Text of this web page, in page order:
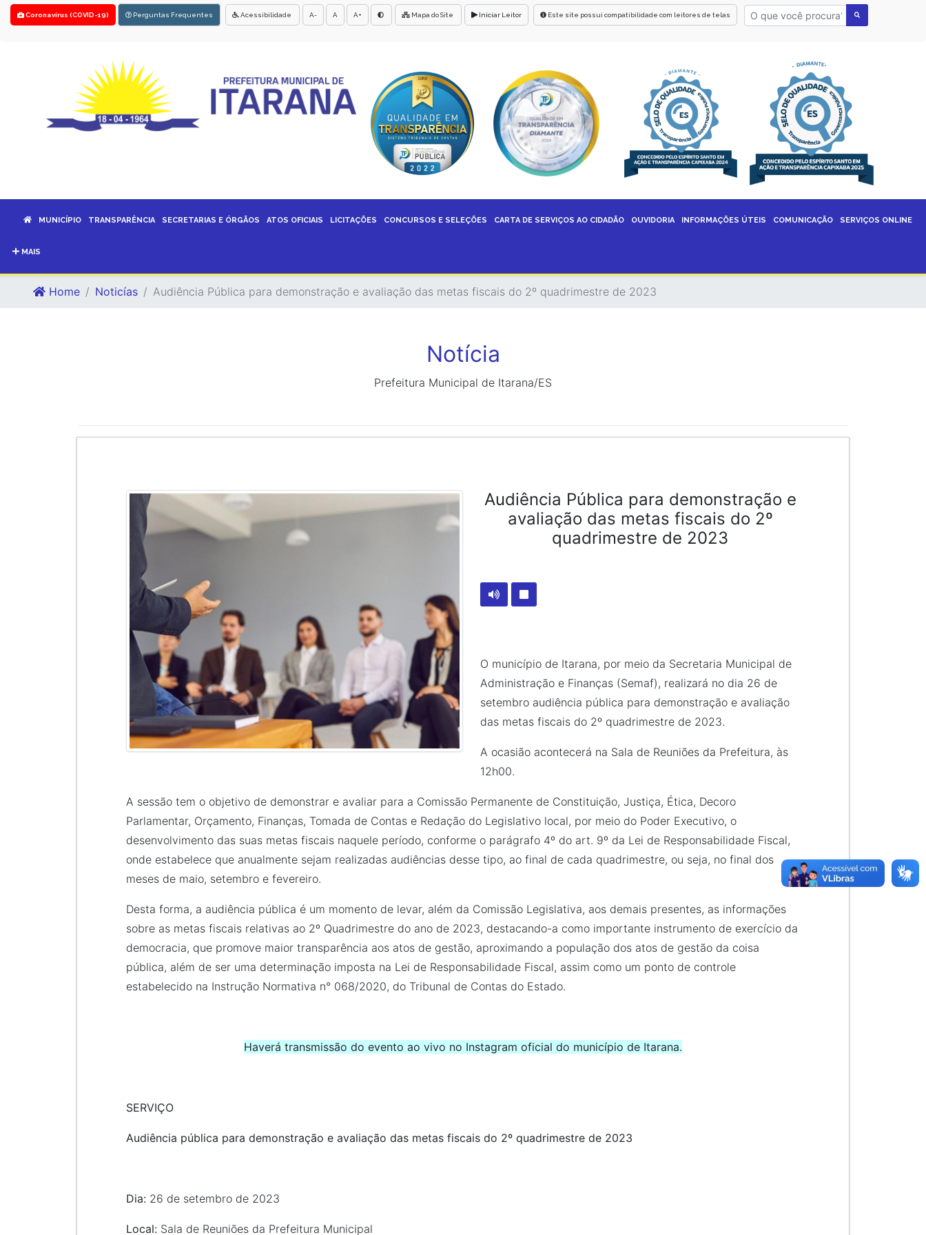
Coronavírus (COVID-19) Perguntas Frequentes Acessibilidade A- A A+ Mapa do Site Iniciar Leitor Este site possui compatibilidade com leitores de telas
MUNICÍPIO TRANSPARÊNCIA SECRETARIAS E ÓRGÃOS ATOS OFICIAIS LICITAÇÕES CONCURSOS E SELEÇÕES CARTA DE SERVIÇOS AO CIDADÃO OUVIDORIA INFORMAÇÕES ÚTEIS COMUNICAÇÃO SERVIÇOS ONLINE
MAIS
Home Noticías Audiência Pública para demonstração e avaliação das metas fiscais do 2º quadrimestre de 2023
Notícia
Prefeitura Municipal de Itarana/ES
Audiência Pública para demonstração e
avaliação das metas fiscais do 2º
quadrimestre de 2023
O município de Itarana, por meio da Secretaria Municipal de
Administração e Finanças (Semaf), realizará no dia 26 de
setembro audiência pública para demonstração e avaliação
das metas fiscais do 2º quadrimestre de 2023.
A ocasião acontecerá na Sala de Reuniões da Prefeitura, às
12h00.
A sessão tem o objetivo de demonstrar e avaliar para a Comissão Permanente de Constituição, Justiça, Ética, Decoro
Parlamentar, Orçamento, Finanças, Tomada de Contas e Redação do Legislativo local, por meio do Poder Executivo, o
desenvolvimento das suas metas fiscais naquele período, conforme o parágrafo 4º do art. 9º da Lei de Responsabilidade Fiscal,
onde estabelece que anualmente sejam realizadas audiências desse tipo, ao final de cada quadrimestre, ou seja, no final dos
meses de maio, setembro e fevereiro.
Desta forma, a audiência pública é um momento de levar, além da Comissão Legislativa, aos demais presentes, as informações
sobre as metas fiscais relativas ao 2º Quadrimestre do ano de 2023, destacando-a como importante instrumento de exercício da
democracia, que promove maior transparência aos atos de gestão, aproximando a população dos atos de gestão da coisa
pública, além de ser uma determinação imposta na Lei de Responsabilidade Fiscal, assim como um ponto de controle
estabelecido na Instrução Normativa n° 068/2020, do Tribunal de Contas do Estado.
Haverá transmissão do evento ao vivo no Instagram oficial do município de Itarana.
SERVIÇO
Audiência pública para demonstração e avaliação das metas fiscais do 2º quadrimestre de 2023
Dia: 26 de setembro de 2023
Local: Sala de Reuniões da Prefeitura Municipal